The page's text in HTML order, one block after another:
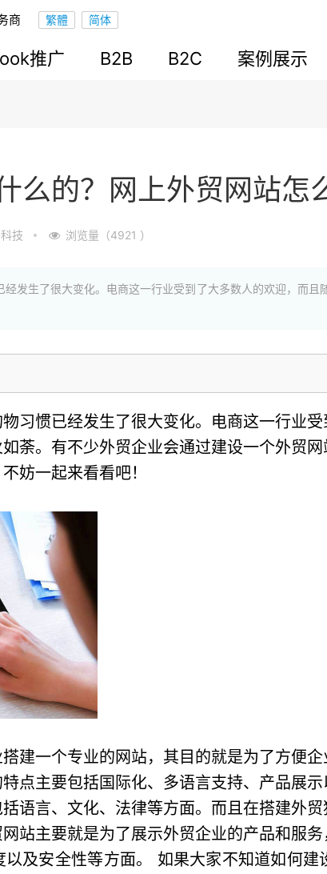
商
推广 B2B B2C 案例展示
么的？网上外贸网站怎
技 浏览量（4921 ）
发生了很大变化。电商这一行业受到了大多数人的欢迎，而
习惯已经发生了很大变化。电商这一行业
荼。有不少外贸企业会通过建设一个外贸
妨一起来看看吧！
建一个专业的网站，其目的就是为了方便
点主要包括国际化、多语言支持、产品展
语言、文化、法律等方面。而且在搭建外
站主要就是为了展示外贸企业的产品和服
及安全性等方面。 如果大家不知道如何